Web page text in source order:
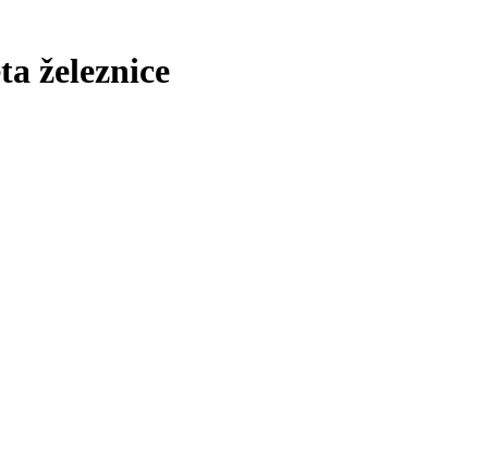
železnice